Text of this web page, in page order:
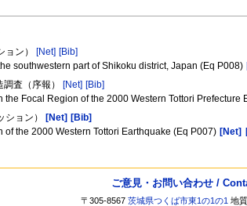
ョン） [Net] [Bib]
southwestern part of Shikoku district, Japan (Eq P008)
査（序報） [Net] [Bib]
Focal Region of the 2000 Western Tottori
ション）
[Net] [Bib]
the 2000 Western Tottori Earthquake (Eq P007) [Net]
ご意見・お問い合わせ /
〒305-8567茨城県つくば市東1の1の1 地